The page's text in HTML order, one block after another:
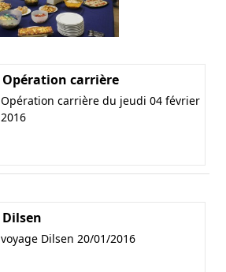
Opération carrière
Opération carrière du jeudi 04 février
2016
Dilsen
voyage Dilsen 20/01/2016